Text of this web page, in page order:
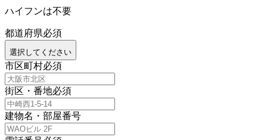
ハイフンは不要
都道府県必須
選択してください
市区町村必須
街区・番地必須
建物名・部屋番号